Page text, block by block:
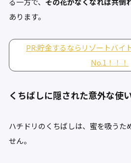
あります。
PR:貯金するならリゾートバイ
No.1！！！
くちばしに隠された意外な使
ハチドリのくちばしは、蜜を吸うた
せん。